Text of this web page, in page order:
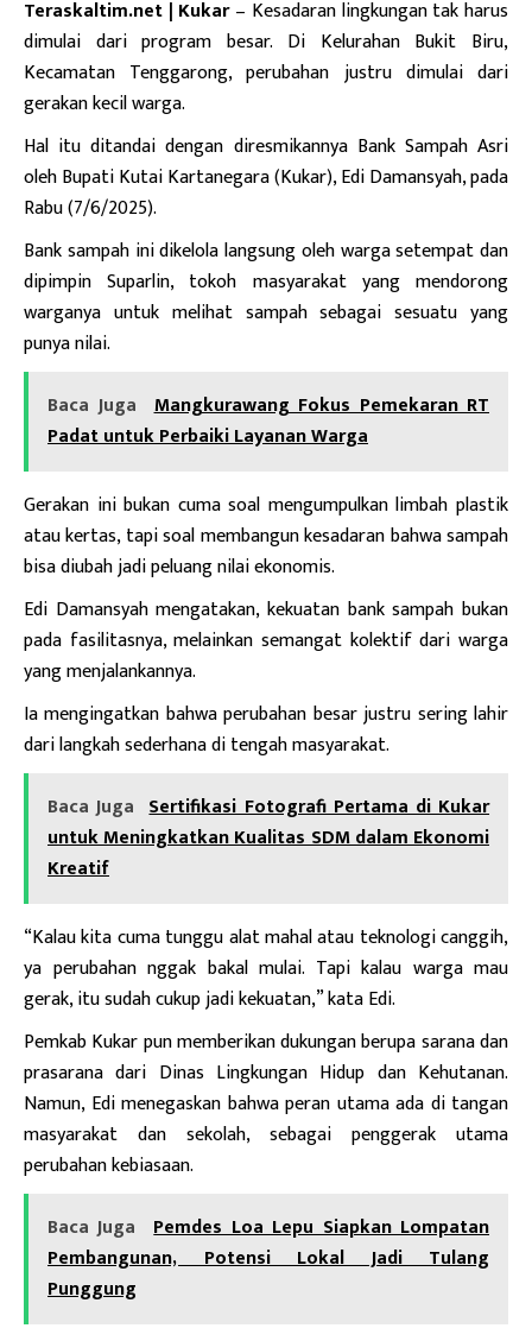
Teraskaltim.net | Kukar– Kesadaran lingkungan tak harus
dimulai dari program besar. Di Kelurahan Bukit Biru,
Kecamatan Tenggarong, perubahan justru dimulai dari
gerakan kecil warga.
Hal itu ditandai dengan diresmikannya Bank Sampah Asri
oleh Bupati Kutai Kartanegara (Kukar), Edi Damansyah, pada
Rabu (7/6/2025).
Bank sampah ini dikelola langsung oleh warga setempat dan
dipimpin Suparlin, tokoh masyarakat yang mendorong
warganya untuk melihat sampah sebagai sesuatu yang
punya nilai.
Baca Juga Mangkurawang Fokus Pemekaran RT
Padat untuk Perbaiki Layanan Warga
Gerakan ini bukan cuma soal mengumpulkan limbah plastik
atau kertas, tapi soal membangun kesadaran bahwa sampah
bisa diubah jadi peluang nilai ekonomis.
Edi Damansyah mengatakan, kekuatan bank sampah bukan
pada fasilitasnya, melainkan semangat kolektif dari warga
yang menjalankannya.
Ia mengingatkan bahwa perubahan besar justru sering lahir
dari langkah sederhana di tengah masyarakat.
Baca Juga Sertifikasi Fotografi Pertama di Kukar
untuk Meningkatkan Kualitas SDM dalam Ekonomi
Kreatif
“Kalau kita cuma tunggu alat mahal atau teknologi canggih,
ya perubahan nggak bakal mulai. Tapi kalau warga mau
gerak, itu sudah cukup jadi kekuatan,” kata Edi.
Pemkab Kukar pun memberikan dukungan berupa sarana dan
prasarana dari Dinas Lingkungan Hidup dan Kehutanan.
Namun, Edi menegaskan bahwa peran utama ada di tangan
masyarakat dan sekolah, sebagai penggerak utama
perubahan kebiasaan.
Baca Juga
Pemdes Loa Lepu Siapkan Lompatan
Pembangunan, Potensi Lokal Jadi Tulang
Punggung